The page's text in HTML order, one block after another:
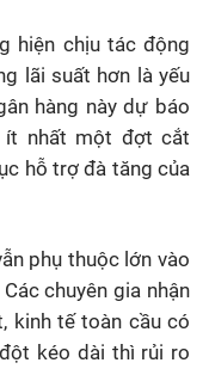
hiện chịu tác động
lãi suất hơn là yếu
hàng này dự báo
ít nhất một đợt cắt
hỗ trợ đà tăng của
phụ thuộc lớn vào
chuyên gia nhận
kinh tế toàn cầu có
kéo dài thì rủi ro